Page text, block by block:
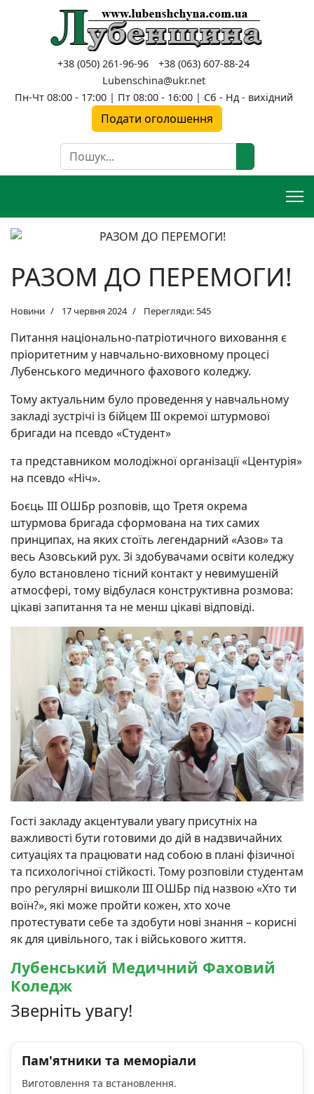
+38 (050) 261-96-96
+38 (063) 607-88-24
Lubenschina@ukr.net
Пн-Чт 08:00 - 17:00 | Пт 08:00 - 16:00 | Сб - Нд - вихідний
Подати оголошення
Пошук
РАЗОМ ДО ПЕРЕМОГИ!
Новини 17 червня 2024 Перегляди: 545
Питання національно-патріотичного виховання є
пріоритетним у навчально-виховному процесі
Лубенського медичного фахового коледжу.
Тому актуальним було проведення у навчальному
закладі зустрічі із бійцем ІІІ окремої штурмової
бригади на псевдо «Студент»
та представником молодіжної організації «Центурія»
на псевдо «Ніч».
Боєць ІІІ ОШБр розповів, що Третя окрема
штурмова бригада сформована на тих самих
принципах, на яких стоїть легендарний «Азов» та
весь Азовський рух. Зі здобувачами освіти коледжу
було встановлено тісний контакт у невимушеній
атмосфері, тому відбулася конструктивна розмова:
цікаві запитання та не менш цікаві відповіді.
Гості закладу акцентували увагу присутніх на
важливості бути готовими до дій в надзвичайних
ситуаціях та працювати над собою в плані фізичної
та психологічної стійкості. Тому розповіли студентам
про регулярні вишколи ІІІ ОШБр під назвою «Хто ти
воїн?», які може пройти кожен, хто хоче
протестувати себе та здобути нові знання – корисні
як для цивільного, так і військового життя.
Лубенський Медичний Фаховий
Коледж
Зверніть увагу!
Пам'ятники та меморіали
Виготовлення та встановлення.